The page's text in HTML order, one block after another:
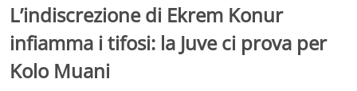
L’indiscrezione di Ekrem Konur
infiamma i tifosi: la Juve ci prova per
Kolo Muani